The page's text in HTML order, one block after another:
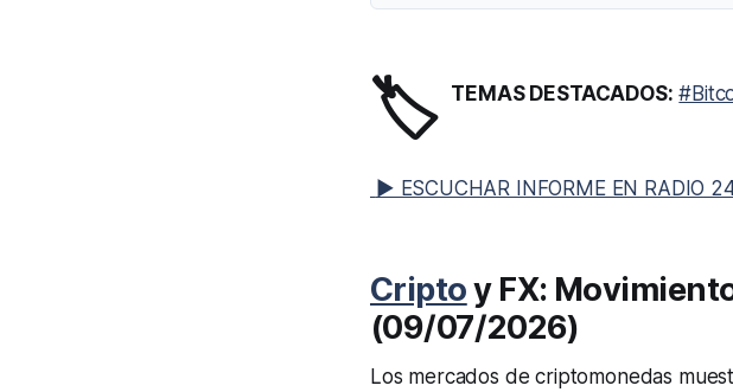
🏷️ TEMAS DESTACADOS:
▶ ESCUCHAR INFORME EN RADIO
Criptoy FX:
(09/07/2026)
Los mercados de criptomonedas